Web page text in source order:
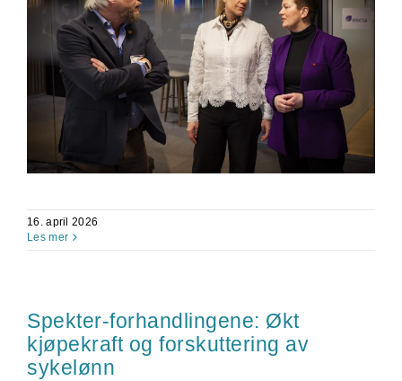
16. april 2026
Les mer
Spekter-forhandlingene: Økt
kjøpekraft og forskuttering av
sykelønn